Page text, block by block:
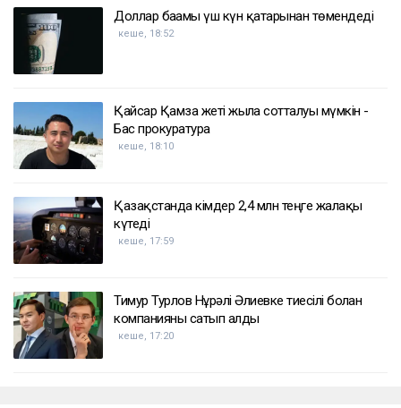
Доллар бағамы үш күн қатарынан төмендеді
кеше, 18:52
Қайсар Қамза жеті жылға сотталуы мүмкін -
Бас прокуратура
кеше, 18:10
Қазақстанда кімдер 2,4 млн теңге жалақы
күтеді
кеше, 17:59
Тимур Турлов Нұрәлі Әлиевке тиесілі болған
компанияны сатып алды
кеше, 17:20